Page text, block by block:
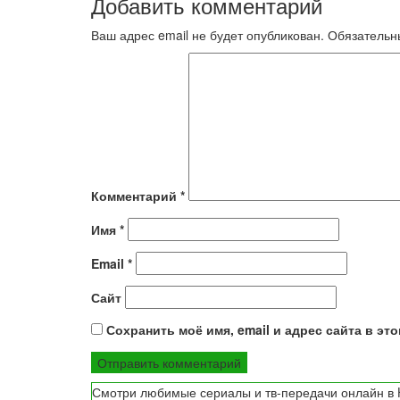
записям
Ваш адрес email не будет опубликован.
Комментарий *
Имя *
Email *
Сайт
Сохранить моё имя, email и адрес сайта в
Смотри любимые сериалы и тв-передачи онлайн в